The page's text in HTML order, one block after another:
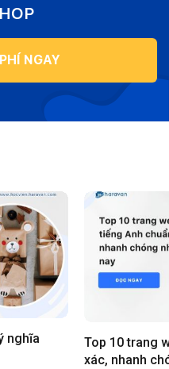
NGAY
nghĩa
Top 10 trang
xác, nhanh